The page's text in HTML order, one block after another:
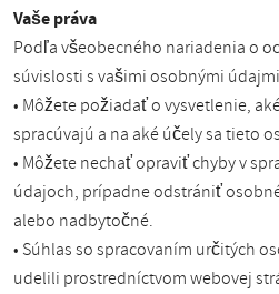
Vaše práva
Podľa všeobecného nariadenia o
súvislosti s vašimi osobnými
• Môžete požiadať o vysvetlenie,
spracúvajú a na aké účely sa tieto
• Môžete nechať opraviť chyby v
údajoch, prípadne odstrániť
alebo nadbytočné.
• Súhlas so spracovaním určitých
udelili prostredníctvom webovej